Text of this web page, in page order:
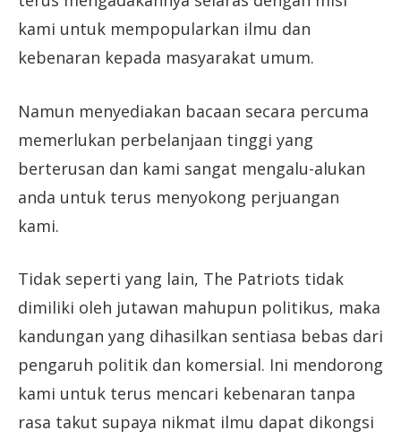
kami untuk mempopularkan ilmu dan
kebenaran kepada masyarakat umum.
Namun menyediakan bacaan secara percuma
memerlukan perbelanjaan tinggi yang
berterusan dan kami sangat mengalu-alukan
anda untuk terus menyokong perjuangan
kami.
Tidak seperti yang lain, The Patriots tidak
dimiliki oleh jutawan mahupun politikus, maka
kandungan yang dihasilkan sentiasa bebas dari
pengaruh politik dan komersial. Ini mendorong
kami untuk terus mencari kebenaran tanpa
rasa takut supaya nikmat ilmu dapat dikongsi